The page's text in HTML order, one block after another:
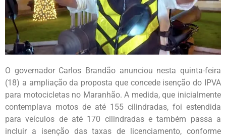
O governador Carlos Brandão anunciou nesta quinta-feira
(18) a ampliação da proposta que concede isenção do IPVA
para motocicletas no Maranhão. A medida, que inicialmente
contemplava motos de até 155 cilindradas, foi estendida
para veículos de até 170 cilindradas e também passa a
incluir a isenção das taxas de licenciamento, conforme